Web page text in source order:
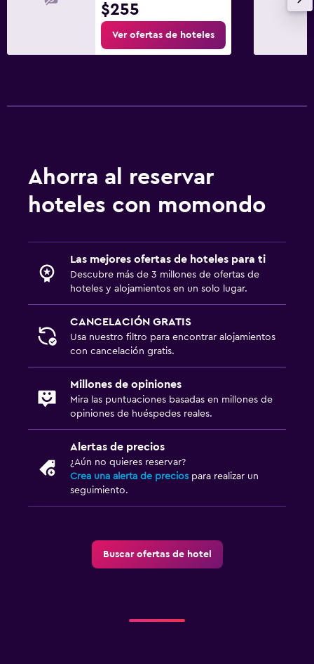
$255
Ver ofertas de hoteles
Ahorra al reservar
hoteles con momondo
Las mejores ofertas de hoteles para ti
Descubre más de 3 millones de ofertas de
hoteles y alojamientos en un solo lugar.
CANCELACIÓN GRATIS
Usa nuestro filtro para encontrar alojamientos
con cancelación gratis.
Millones de opiniones
Mira las puntuaciones basadas en millones de
opiniones de huéspedes reales.
Alertas de precios
¿Aún no quieres reservar?
Crea una alerta de precios para realizar un
seguimiento.
Buscar ofertas de hotel